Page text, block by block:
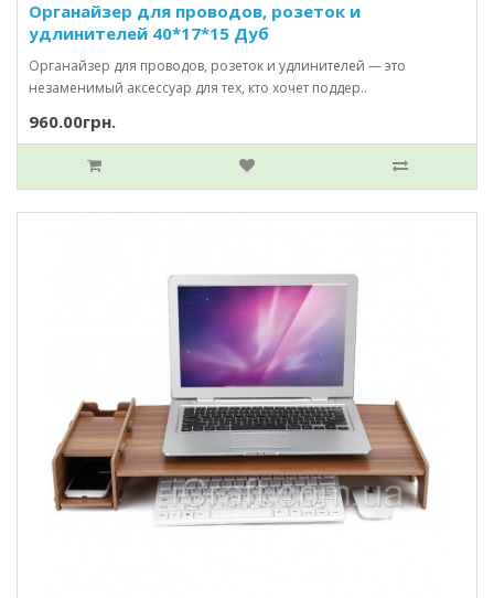
Органайзер для проводов, розеток и
удлинителей 40*17*15 Дуб
Органайзер для проводов, розеток и удлинителей — это
незаменимый аксессуар для тех, кто хочет поддер..
960.00грн.